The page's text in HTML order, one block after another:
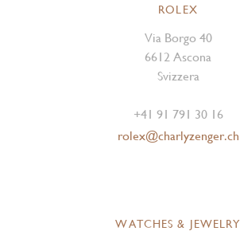
ROLEX
Via Borgo 40
6612 Ascona
Svizzera
+41 91 791 30 16
rolex@charlyzenger.ch
WATCHES & JEWELRY